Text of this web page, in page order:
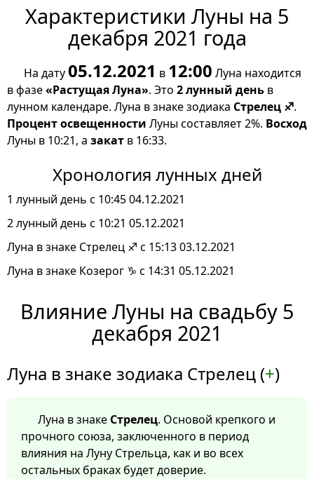
Характеристики Луны на 5
декабря 2021 года
На дату05.12.2021 в 12:00 Луна находится
в фазе«Растущая Луна». Это 2 лунный день в
лунном календаре. Луна в знаке зодиака Стрелец ♐.
Процент освещенности Луны составляет 2%. Восход
Луны в 10:21, а закат в 16:33.
Хронология лунных дней
1 лунный день с 10:45 04.12.2021
2 лунный день с 10:21 05.12.2021
Луна в знаке Стрелец ♐ с 15:13 03.12.2021
Луна в знаке Козерог ♑ с 14:31 05.12.2021
Влияние Луны на свадьбу 5
декабря 2021
Луна в знаке зодиака Стрелец (+)
Луна в знаке Стрелец. Основой крепкого и
прочного союза, заключенного в период
влияния на Луну Стрельца, как и во всех
остальных браках будет доверие.